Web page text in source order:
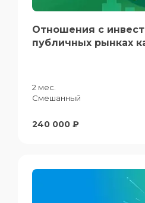
Отношения с
публичных рынках
2 мес.
Смешанный
240 000 ₽